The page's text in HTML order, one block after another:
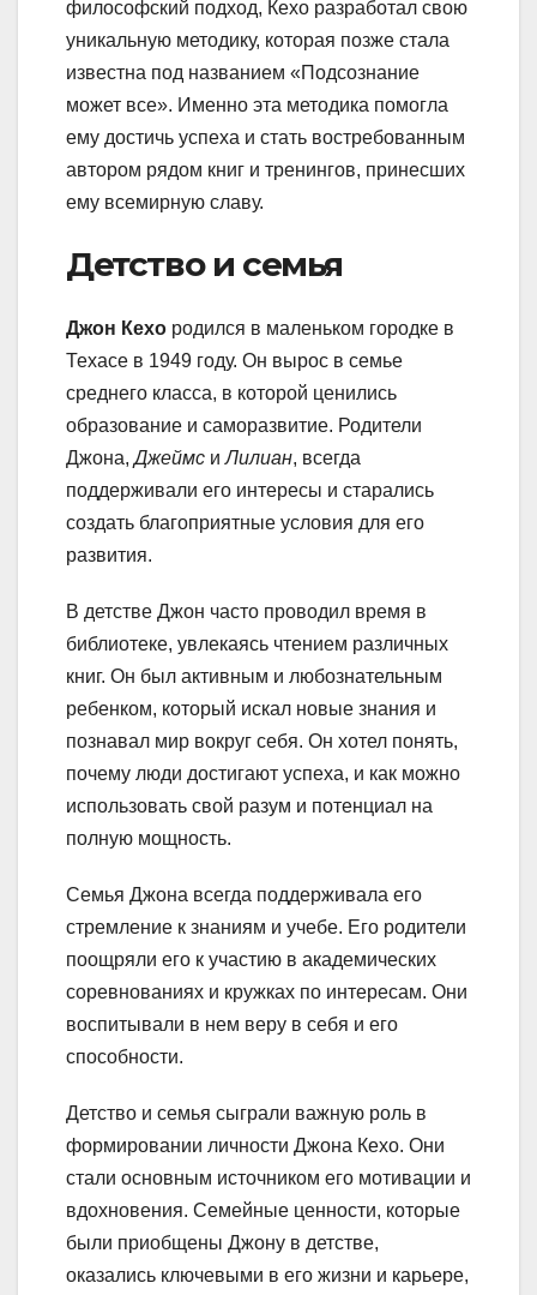
философский подход, Кехо разработал свою
уникальную методику, которая позже стала
известна под названием «Подсознание
может все». Именно эта методика помогла
ему достичь успеха и стать востребованным
автором рядом книг и тренингов, принесших
ему всемирную славу.
Детство и семья
Джон Кехо родился в маленьком городке в
Техасе в 1949 году. Он вырос в семье
среднего класса, в которой ценились
образование и саморазвитие. Родители
Джона,Джеймс иЛилиан, всегда
поддерживали его интересы и старались
создать благоприятные условия для его
развития.
В детстве Джон часто проводил время в
библиотеке, увлекаясь чтением различных
книг. Он был активным и любознательным
ребенком, который искал новые знания и
познавал мир вокруг себя. Он хотел понять,
почему люди достигают успеха, и как можно
использовать свой разум и потенциал на
полную мощность.
Семья Джона всегда поддерживала его
стремление к знаниям и учебе. Его родители
поощряли его к участию в академических
соревнованиях и кружках по интересам. Они
воспитывали в нем веру в себя и его
способности.
Детство и семья сыграли важную роль в
формировании личности Джона Кехо. Они
стали основным источником его мотивации и
вдохновения. Семейные ценности, которые
были приобщены Джону в детстве,
оказались ключевыми в его жизни и карьере,